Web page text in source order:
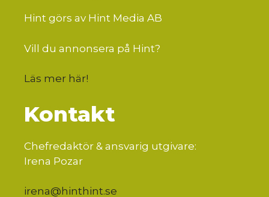
Hint görs av Hint Media AB
Vill du annonsera på Hint?
Läs mer här!
Kontakt
Chefredaktör & ansvarig utgivare:
Irena Pozar
irena@hinthint.se